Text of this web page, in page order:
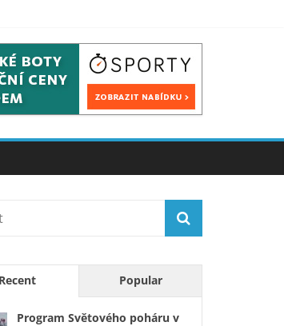
Recent Popular
Program Světového poháru v